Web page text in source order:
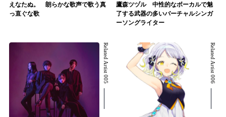
えなたぬ。 朗らかな歌声で歌う真
っ直ぐな歌
鷹森ツヅル 中性的なボーカルで魅
了する武器の多いバーチャルシンガ
ーソングライター
Related Artist 005 Related Artist 006